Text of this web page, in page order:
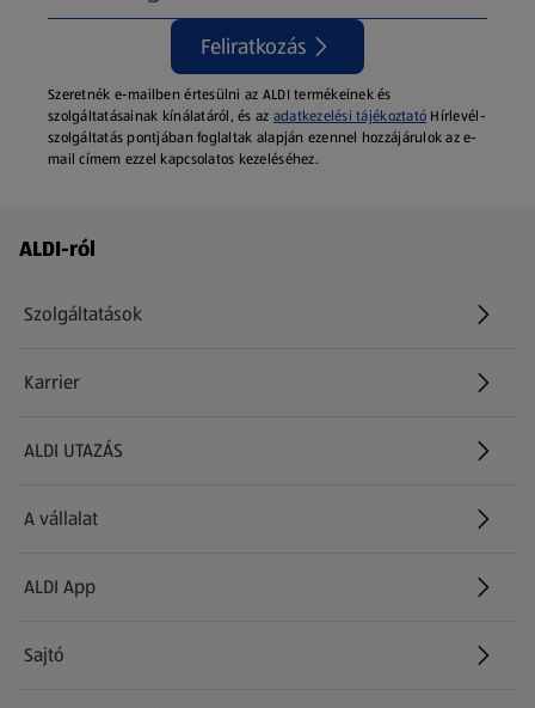
Feliratkozás
Szeretnék e-mailben értesülni az ALDI termékeinek és
szolgáltatásainak kínálatáról, és az adatkezelési tájékoztató Hírlevél-
szolgáltatás pontjában foglaltak alapján ezennel hozzájárulok az e-
mail címem ezzel kapcsolatos kezeléséhez.
Láblécmenü - további linkek
ALDI-ról
Szolgáltatások
Karrier
(új oldalon nyílik meg)
ALDI UTAZÁS
(új oldalon nyílik meg)
A vállalat
ALDI App
Sajtó